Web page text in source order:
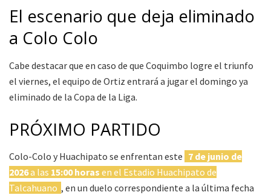
El escenario que deja eliminado
a Colo Colo
Cabe destacar que en caso de que Coquimbo logre el triunfo
el viernes, el equipo de Ortiz entrará a jugar el domingo ya
eliminado de la Copa de la Liga.
PRÓXIMO PARTIDO
Colo-Colo y Huachipato se enfrentan este 7 de junio de
2026a las 15:00 horas en el Estadio Huachipato de
Talcahuano , en un duelo correspondiente a la última fecha